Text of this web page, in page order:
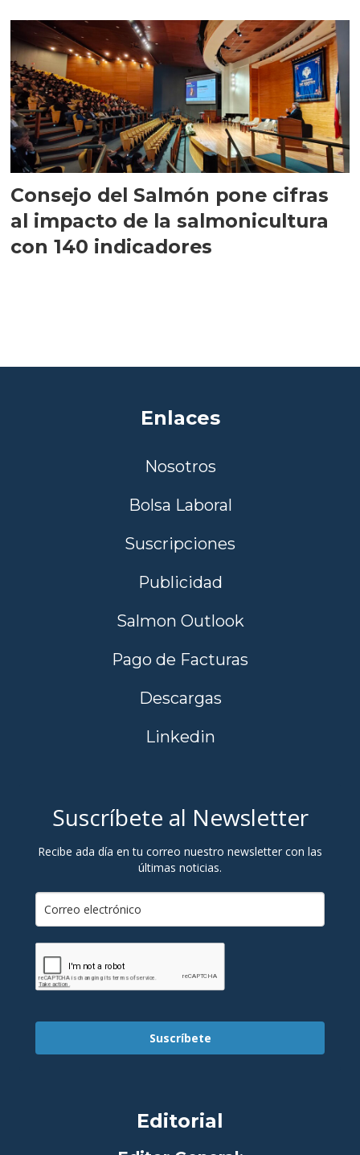
Consejo del Salmón pone cifras
al impacto de la salmonicultura
con 140 indicadores
Enlaces
Nosotros
Bolsa Laboral
Suscripciones
Publicidad
Salmon Outlook
Pago de Facturas
Descargas
Linkedin
Suscríbete al Newsletter
Recibe ada día en tu correo nuestro newsletter con las
últimas noticias.
Suscríbete
Editorial